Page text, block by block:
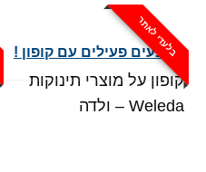
בלעדי לאתר
מבצעים פעילים עם קופון !
קופון על מוצרי תינוקות
Weleda – ולדה